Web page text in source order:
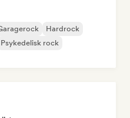
Hardrock
Psykedelisk rock